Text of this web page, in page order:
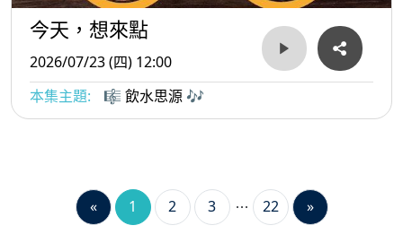
今天，想來點
2026/07/23 (四) 12:00
本集主題:
🎼 飲水思源 🎶
« 1 2 3 22 »